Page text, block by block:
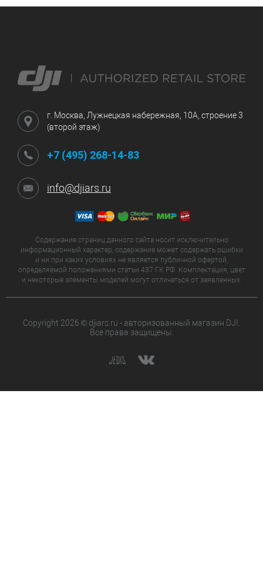
г. Москва, Лужнецкая набережная, 10А, строение 3
(второй этаж)
+7 (495) 268-14-83
info@djiars.ru
Содержание страниц данного сайта носит исключительно
информационный характер, содержание может содержать ошибки
и ни при каких условиях не является публичной офертой,
определяемой положениями статьи 437 ГК РФ. Комплектация, цвет
и некоторые элементы моделей могут отличаться от заявленных.
Copyright 2026 © djiars.ru - авторизованный магазин DJI.
Все права защищены.